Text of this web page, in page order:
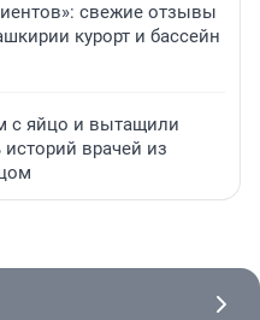
свежие отзывы
курорт и бассейн
с яйцо и вытащили
врачей из